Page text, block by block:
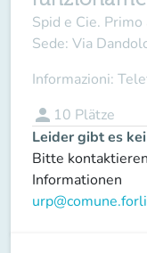
Spid e Cie.
Sede: Via
Informazioni:
person 10 Plätze
Leider gibt es
Bitte
Informationen